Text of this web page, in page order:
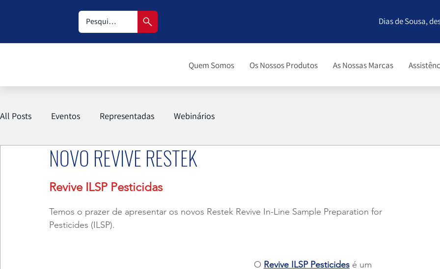
Dias de Sousa,
Quem Somos Os Nossos Produtos As Nossas Marcas
All Posts Eventos Representadas Webinários
NOVO REVIVE RESTEK
Revive ILSP Pesticidas
Temos o prazer de apresentar os novos Restek Revive In-Line Sample Preparation for
Pesticides (ILSP).
O Revive ILSP Pesticides é um